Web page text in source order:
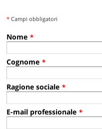
* Campi obbligatori
Nome *
Cognome *
Ragione sociale *
E-mail professionale *